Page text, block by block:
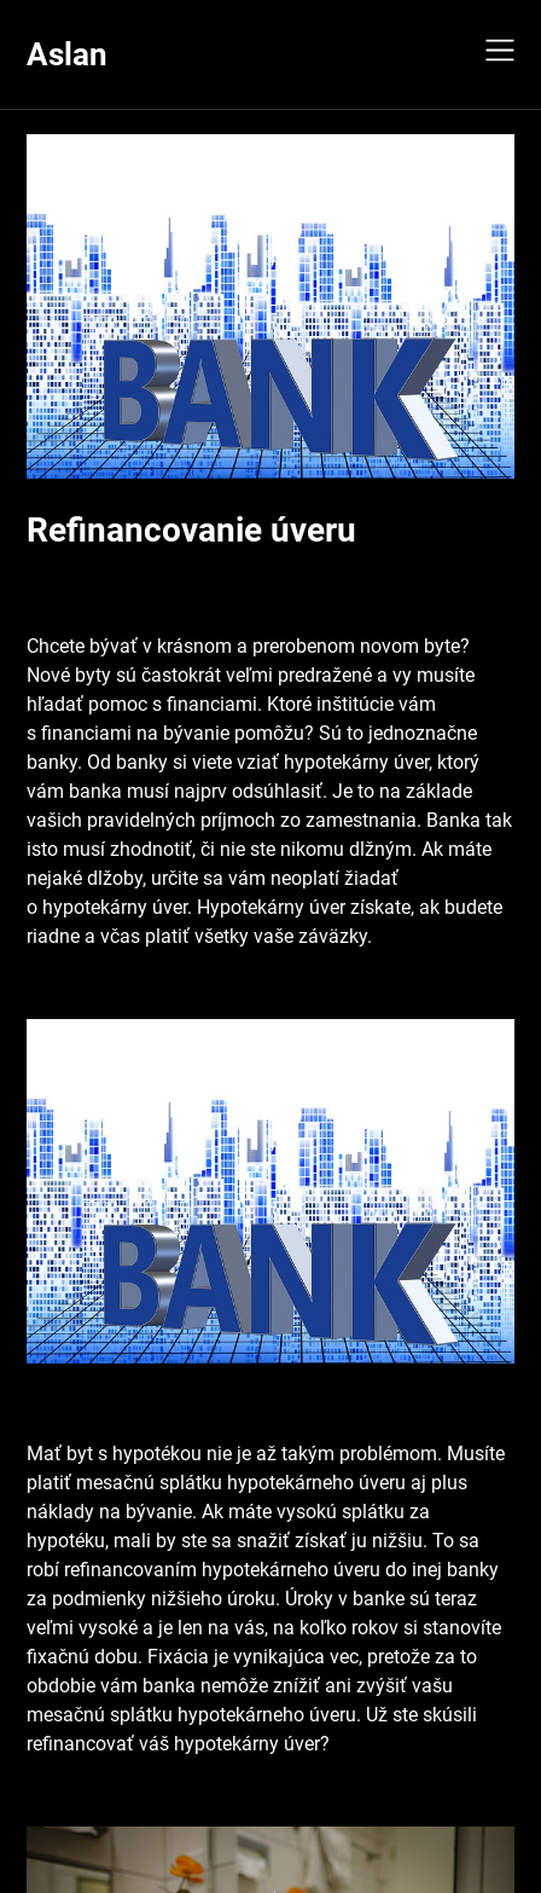
content
Aslan
Refinancovanie úveru
Chcete bývať v krásnom a prerobenom novom byte?
Nové byty sú častokrát veľmi predražené a vy musíte
hľadať pomoc s financiami. Ktoré inštitúcie vám
s financiami na bývanie pomôžu? Sú to jednoznačne
banky. Od banky si viete vziať hypotekárny úver, ktorý
vám banka musí najprv odsúhlasiť. Je to na základe
vašich pravidelných príjmoch zo zamestnania. Banka tak
isto musí zhodnotiť, či nie ste nikomu dlžným. Ak máte
nejaké dlžoby, určite sa vám neoplatí žiadať
o hypotekárny úver. Hypotekárny úver získate, ak budete
riadne a včas platiť všetky vaše záväzky.
Mať byt s hypotékou nie je až takým problémom. Musíte
platiť mesačnú splátku hypotekárneho úveru aj plus
náklady na bývanie. Ak máte vysokú splátku za
hypotéku, mali by ste sa snažiť získať ju nižšiu. To sa
robí refinancovaním hypotekárneho úveru do inej banky
za podmienky nižšieho úroku. Úroky v banke sú teraz
veľmi vysoké a je len na vás, na koľko rokov si stanovíte
fixačnú dobu. Fixácia je vynikajúca vec, pretože za to
obdobie vám banka nemôže znížiť ani zvýšiť vašu
mesačnú splátku hypotekárneho úveru. Už ste skúsili
refinancovať váš hypotekárny úver?